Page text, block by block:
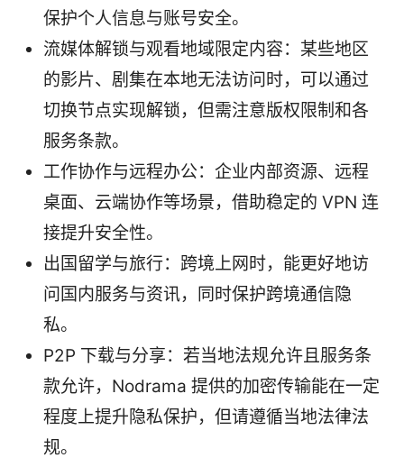
保护个人信息与账号安全。
流媒体解锁与观看地域限定内容：某些地区
的影片、剧集在本地无法访问时，可以通过
切换节点实现解锁，但需注意版权限制和各
服务条款。
工作协作与远程办公：企业内部资源、远程
桌面、云端协作等场景，借助稳定的 VPN 连
接提升安全性。
出国留学与旅行：跨境上网时，能更好地访
问国内服务与资讯，同时保护跨境通信隐
私。
P2P 下载与分享：若当地法规允许且服务条
款允许，Nodrama 提供的加密传输能在一定
程度上提升隐私保护，但请遵循当地法律法
规。